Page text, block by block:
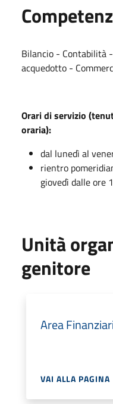
Bilancio - Contabilità
acquedotto -
Orari di servizio
oraria):
dal lunedì al
rientro
giovedì dalle ore
Unità
genitore
Area
VAI ALLA PAGINA